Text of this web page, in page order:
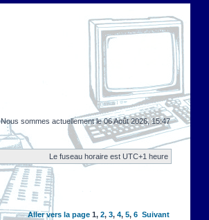
Nous sommes actuellement le 06 Août 2026, 15:47
Le fuseau horaire est UTC+1 heure
Aller vers la page 1, 2, 3, 4, 5, 6 Suivant